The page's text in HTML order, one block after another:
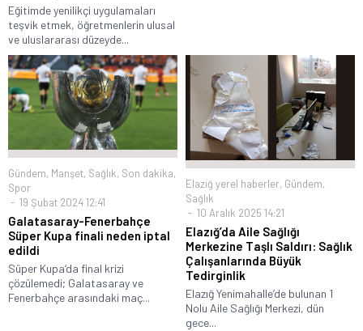
Eğitimde yenilikçi uygulamaları
teşvik etmek, öğretmenlerin ulusal
ve uluslararası düzeyde...
Gündem, Manşet, Sağlık, Son dakika,
Spor
19 Şubat 2024 12:41
Galatasaray-Fenerbahçe
Süper Kupa finali neden iptal
edildi
Süper Kupa‘da final krizi
çözülemedi; Galatasaray ve
Fenerbahçe arasındaki maç...
Elazığ yerel haberler, Gündem,
Sağlık
10 Aralık 2025 14:21
Elazığ’da Aile Sağlığı
Merkezine Taşlı Saldırı: Sağlık
Çalışanlarında Büyük
Tedirginlik
Elazığ Yenimahalle’de bulunan 1
Nolu Aile Sağlığı Merkezi, dün
gece...